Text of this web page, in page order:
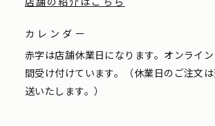
カレンダー
赤字は店舗休業日になります。オンライ
間受け付けています。（休業日のご注文
送いたします。）